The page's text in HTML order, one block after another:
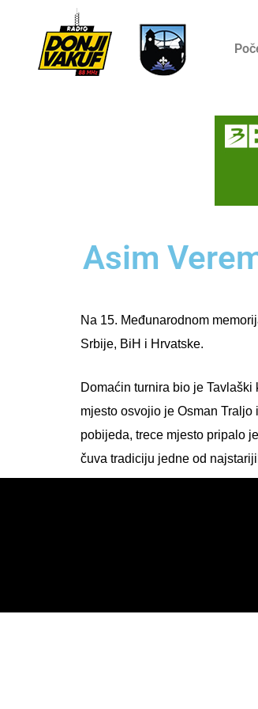
Asim
Na 15. Međunarodnom
Srbije, BiH i Hrvatske.
Domaćin turnira bio je
mjesto osvojio je Osman
pobijeda, trece mjesto pripalo
čuva tradiciju jedne od